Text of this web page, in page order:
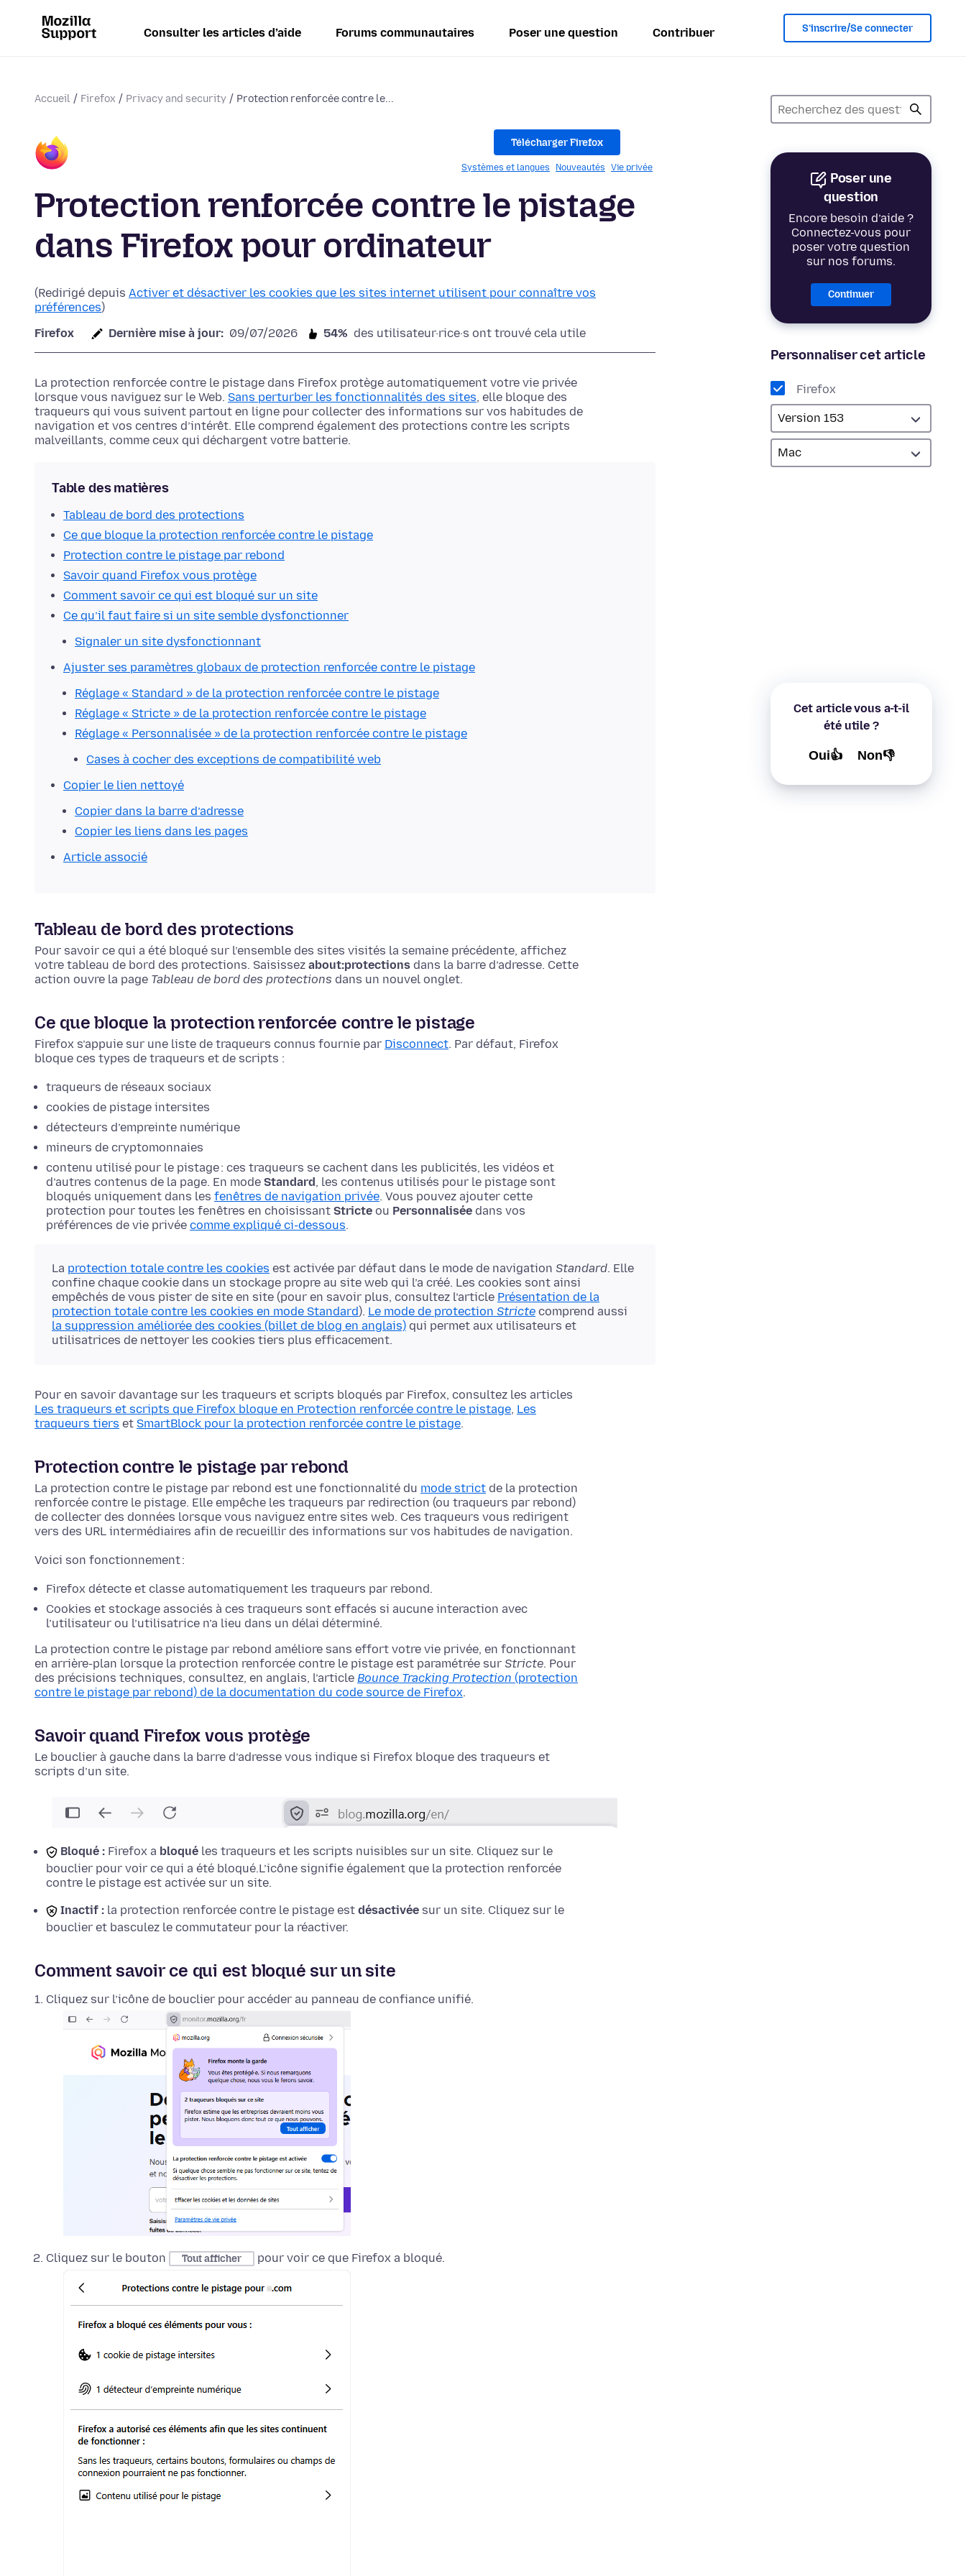
Consulter les articles d’aide Forums communautaires Poser une question Contribuer S’inscrire/Se connecter
Accueil Firefox Privacy and security Protection renforcée contre le...
Poser une
question
Encore besoin d’aide ?
Connectez-vous pour
poser votre question
sur nos forums.
Continuer
Personnaliser cet article
Firefox
Cet article vous a-t-il
été utile ?
Oui👍 Non👎
Télécharger Firefox
Systèmes et langues Nouveautés Vie privée
Protection renforcée contre le pistage
dans Firefox pour ordinateur
(Redirigé depuis Activer et désactiver les cookies que les sites internet utilisent pour connaître vos
préférences)
Firefox
Dernière mise à jour: 09/07/2026 54% des utilisateur·rice·s ont trouvé cela utile
La protection renforcée contre le pistage dans Firefox protège automatiquement votre vie privée
lorsque vous naviguez sur le Web. Sans perturber les fonctionnalités des sites, elle bloque des
traqueurs qui vous suivent partout en ligne pour collecter des informations sur vos habitudes de
navigation et vos centres d’intérêt. Elle comprend également des protections contre les scripts
malveillants, comme ceux qui déchargent votre batterie.
Table des matières
Tableau de bord des protections
Ce que bloque la protection renforcée contre le pistage
Protection contre le pistage par rebond
Savoir quand Firefox vous protège
Comment savoir ce qui est bloqué sur un site
Ce qu’il faut faire si un site semble dysfonctionner
Signaler un site dysfonctionnant
Ajuster ses paramètres globaux de protection renforcée contre le pistage
Réglage « Standard » de la protection renforcée contre le pistage
Réglage « Stricte » de la protection renforcée contre le pistage
Réglage « Personnalisée » de la protection renforcée contre le pistage
Cases à cocher des exceptions de compatibilité web
Copier le lien nettoyé
Copier dans la barre d’adresse
Copier les liens dans les pages
Article associé
Tableau de bord des protections
Pour savoir ce qui a été bloqué sur l’ensemble des sites visités la semaine précédente, affichez
votre tableau de bord des protections. Saisissez about:protections dans la barre d’adresse. Cette
action ouvre la page Tableau de bord des protections dans un nouvel onglet.
Ce que bloque la protection renforcée contre le pistage
Firefox s’appuie sur une liste de traqueurs connus fournie par Disconnect. Par défaut, Firefox
bloque ces types de traqueurs et de scripts :
traqueurs de réseaux sociaux
cookies de pistage intersites
détecteurs d’empreinte numérique
mineurs de cryptomonnaies
contenu utilisé pour le pistage : ces traqueurs se cachent dans les publicités, les vidéos et
d’autres contenus de la page. En mode Standard , les contenus utilisés pour le pistage sont
bloqués uniquement dans les fenêtres de navigation privée. Vous pouvez ajouter cette
protection pour toutes les fenêtres en choisissant Stricte ou Personnalisée dans vos
préférences de vie privée comme expliqué ci-dessous.
La protection totale contre les cookies est activée par défaut dans le mode de navigation Standard. Elle
confine chaque cookie dans un stockage propre au site web qui l’a créé. Les cookies sont ainsi
empêchés de vous pister de site en site (pour en savoir plus, consultez l’article Présentation de la
protection totale contre les cookies en mode Standard). Le mode de protection Stricte comprend aussi
la suppression améliorée des cookies (billet de blog en anglais) qui permet aux utilisateurs et
utilisatrices de nettoyer les cookies tiers plus efficacement.
Pour en savoir davantage sur les traqueurs et scripts bloqués par Firefox, consultez les articles
Les traqueurs et scripts que Firefox bloque en Protection renforcée contre le pistage, Les
traqueurs tiers et SmartBlock pour la protection renforcée contre le pistage.
Protection contre le pistage par rebond
La protection contre le pistage par rebond est une fonctionnalité du mode strict de la protection
renforcée contre le pistage. Elle empêche les traqueurs par redirection (ou traqueurs par rebond)
de collecter des données lorsque vous naviguez entre sites web. Ces traqueurs vous redirigent
vers des URL intermédiaires afin de recueillir des informations sur vos habitudes de navigation.
Voici son fonctionnement :
Firefox détecte et classe automatiquement les traqueurs par rebond.
Cookies et stockage associés à ces traqueurs sont effacés si aucune interaction avec
l’utilisateur ou l’utilisatrice n’a lieu dans un délai déterminé.
La protection contre le pistage par rebond améliore sans effort votre vie privée, en fonctionnant
en arrière-plan lorsque la protection renforcée contre le pistage est paramétrée sur Stricte. Pour
des précisions techniques, consultez, en anglais, l’article Bounce Tracking Protection (protection
contre le pistage par rebond) de la documentation du code source de Firefox.
Savoir quand Firefox vous protège
Le bouclier à gauche dans la barre d’adresse vous indique si Firefox bloque des traqueurs et
scripts d’un site.
Bloqué : Firefox a bloqué les traqueurs et les scripts nuisibles sur un site. Cliquez sur le
bouclier pour voir ce qui a été bloqué.L’icône signifie également que la protection renforcée
contre le pistage est activée sur un site.
Inactif : la protection renforcée contre le pistage est désactivée sur un site. Cliquez sur le
bouclier et basculez le commutateur pour la réactiver.
Comment savoir ce qui est bloqué sur un site
Cliquez sur l’icône de bouclier pour accéder au panneau de confiance unifié.
Cliquez sur le bouton Tout afficher pour voir ce que Firefox a bloqué.